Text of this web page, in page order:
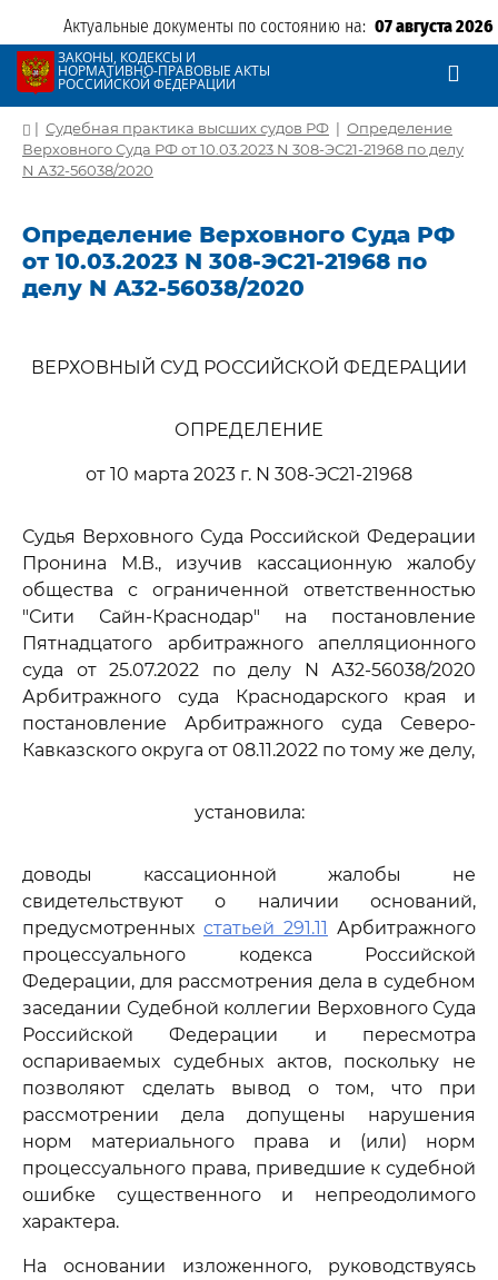
Актуальные документы по состоянию на: 07 августа 2026
ЗАКОНЫ, КОДЕКСЫ И
НОРМАТИВНО-ПРАВОВЫЕ АКТЫ
РОССИЙСКОЙ ФЕДЕРАЦИИ
| Судебная практика высших судов РФ | Определение
Верховного Суда РФ от 10.03.2023 N 308-ЭС21-21968 по делу
N А32-56038/2020
Определение Верховного Суда РФ
от 10.03.2023 N 308-ЭС21-21968 по
делу N А32-56038/2020
ВЕРХОВНЫЙ СУД РОССИЙСКОЙ ФЕДЕРАЦИИ
ОПРЕДЕЛЕНИЕ
от 10 марта 2023 г. N 308-ЭС21-21968
Судья Верховного Суда Российской Федерации
Пронина М.В., изучив кассационную жалобу
общества с ограниченной ответственностью
"Сити Сайн-Краснодар" на постановление
Пятнадцатого арбитражного апелляционного
суда от 25.07.2022 по делу N А32-56038/2020
Арбитражного суда Краснодарского края и
постановление Арбитражного суда Северо-
Кавказского округа от 08.11.2022 по тому же делу,
установила:
доводы кассационной жалобы не
свидетельствуют о наличии оснований,
предусмотренных статьей 291.11 Арбитражного
процессуального кодекса Российской
Федерации, для рассмотрения дела в судебном
заседании Судебной коллегии Верховного Суда
Российской Федерации и пересмотра
оспариваемых судебных актов, поскольку не
позволяют сделать вывод о том, что при
рассмотрении дела допущены нарушения
норм материального права и (или) норм
процессуального права, приведшие к судебной
ошибке существенного и непреодолимого
характера.
На основании изложенного, руководствуясь